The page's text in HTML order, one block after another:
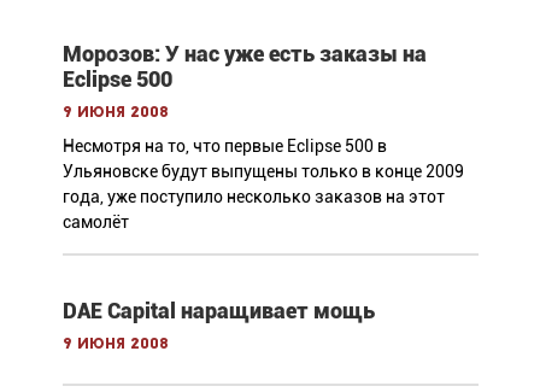
Морозов: У нас уже есть заказы на
Eclipse 500
9 июня 2008
Несмотря на то, что первые Eclipse 500 в
Ульяновске будут выпущены только в конце 2009
года, уже поступило несколько заказов на этот
самолёт
DAE Capital наращивает мощь
9 июня 2008